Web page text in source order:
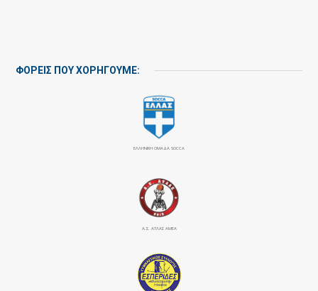
ΦΟΡΕΙΣ ΠΟΥ ΧΟΡΗΓΟΥΜΕ:
ΕΛΛΗΝΙΚΗ ΟΜΑΔΑ SOCCA
Α.Σ. ΑΤΛΑΣ ΑΜΕΑ